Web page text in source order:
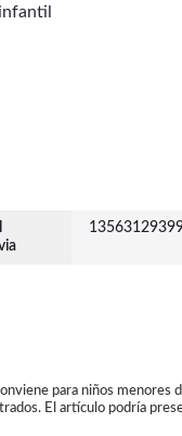
para niños menores
El artículo podría